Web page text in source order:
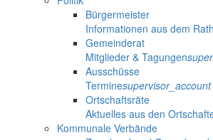
Bürgermeister
Informationen aus dem
Gemeinderat
Mitglieder & Tagungen
Ausschüsse
Terminesupervisor_account
Ortschaftsräte
Aktuelles aus den
Kommunale Verbände